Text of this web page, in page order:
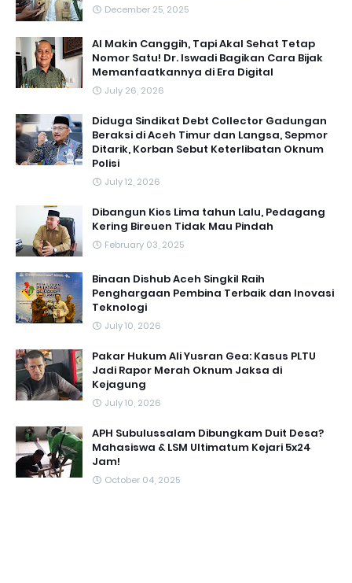
December 25, 2025
AI Makin Canggih, Tapi Akal Sehat Tetap
Nomor Satu! Dr. Iswadi Bagikan Cara Bijak
Memanfaatkannya di Era Digital
July 26, 2026
Diduga Sindikat Debt Collector Gadungan
Beraksi di Aceh Timur dan Langsa, Sepmor
Ditarik, Korban Sebut Keterlibatan Oknum
Polisi
July 12, 2026
Dibangun Kios Lima tahun Lalu, Pedagang
Kering Bireuen Tidak Mau Pindah
February 03, 2025
Binaan Dishub Aceh Singkil Raih
Penghargaan Pembina Terbaik dan Inovasi
Teknologi
July 10, 2026
Pakar Hukum Ali Yusran Gea: Kasus PLTU
Jadi Rapor Merah Oknum Jaksa di
Kejagung
July 10, 2026
APH Subulussalam Dibungkam Duit Desa?
Mahasiswa & LSM Ultimatum Kejari 5x24
Jam!
October 04, 2025